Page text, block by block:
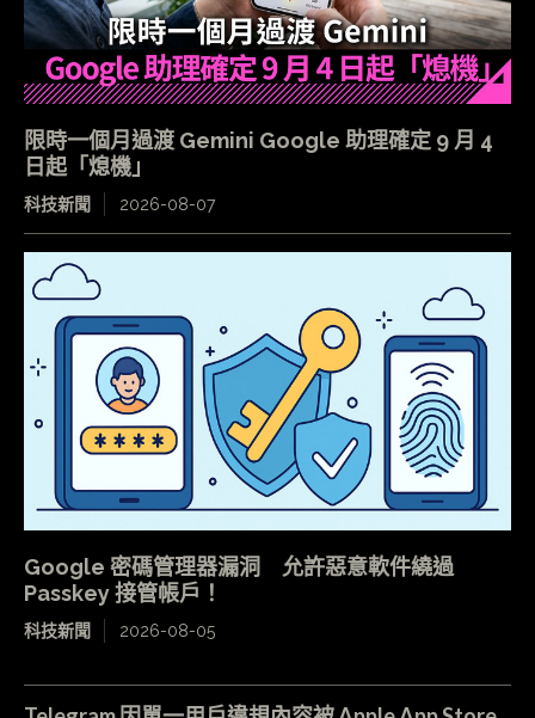
限時一個月過渡 Gemini Google 助理確定 9 月 4
日起「熄機」
科技新聞 2026-08-07
Google 密碼管理器漏洞 允許惡意軟件繞過
Passkey 接管帳戶！
科技新聞 2026-08-05